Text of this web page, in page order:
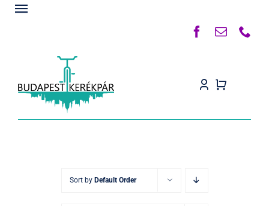
Kihagyás
Toggle
Sort by Default Order